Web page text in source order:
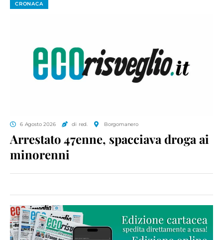
CRONACA
6 Agosto 2026 di red. Borgomanero
Arrestato 47enne, spacciava droga ai
minorenni